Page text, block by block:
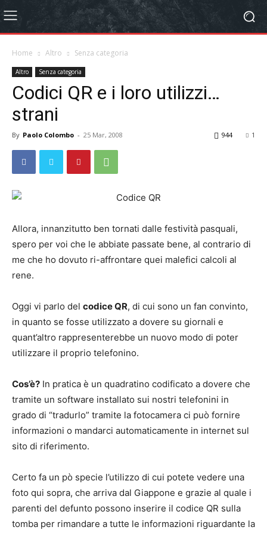
Home Altro Senza categoria
Altro Senza categoria
Codici QR e i loro utilizzi…
strani
By Paolo Colombo - 25 Mar, 2008 1
944
Allora, innanzitutto ben tornati dalle festività pasquali,
spero per voi che le abbiate passate bene, al contrario di
me che ho dovuto ri-affrontare quei malefici calcoli al
rene.
Oggi vi parlo del codice QR, di cui sono un fan convinto,
in quanto se fosse utilizzato a dovere su giornali e
quant’altro rappresenterebbe un nuovo modo di poter
utilizzare il proprio telefonino.
Cos’è? In pratica è un quadratino codificato a dovere che
tramite un software installato sui nostri telefonini in
grado di “tradurlo” tramite la fotocamera ci può fornire
informazioni o mandarci automaticamente in internet sul
sito di riferimento.
Certo fa un pò specie l’utilizzo di cui potete vedere una
foto qui sopra, che arriva dal Giappone e grazie al quale i
parenti del defunto possono inserire il codice QR sulla
tomba per rimandare a tutte le informazioni riguardante la